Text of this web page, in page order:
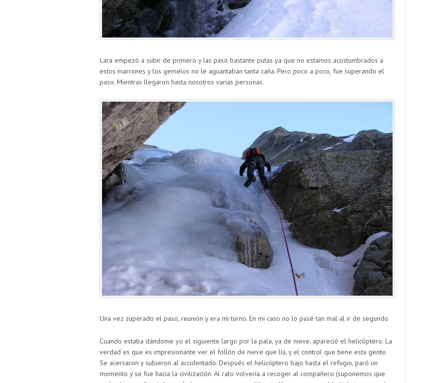
Lara empezó a subir de primero y las pasó bastante putas ya que no estamos acostumbrados a
estos marrones y los gemelos no le aguantaban tanta caña. Pero poco a poco, fue superando el
paso. Mientras llegaron hasta nosotros varias personas.
Una vez superado el paso, reunión y era mi turno. En mi caso no lo pasé tan mal al ir de segundo.
Cuando estaba dándome yo el siguiente largo por la pala, ya de nieve, apareció el helicóptero. La
verdad es que es impresionante ver el follón de nieve que lía, y el control que tiene esta gente.
Se acercaron y subieron al accidentado. Después el helicóptero bajo hasta el refugio, paró un
momento y se fue hacia la civilización. Al rato volvería a recoger al compañero (suponemos que